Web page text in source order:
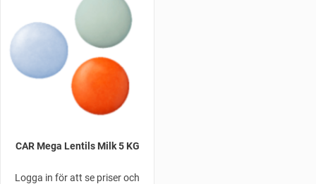
CAR Mega Lentils Milk 5 KG
Logga in för att se priser och